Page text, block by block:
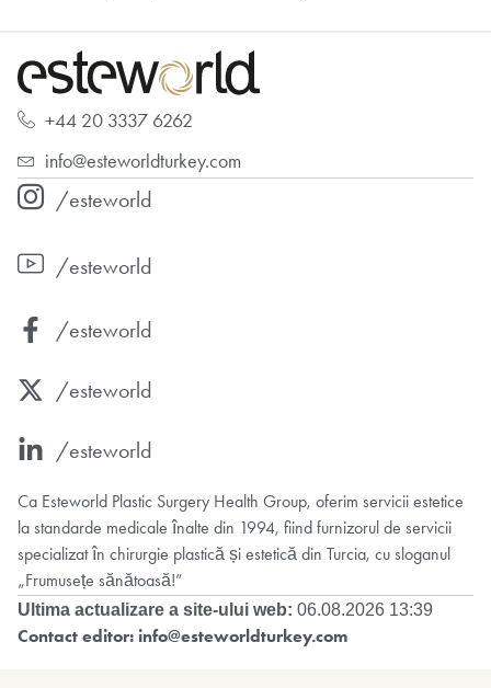
+44 20 3337 6262
info@esteworldturkey.com
/esteworld
/esteworld
/esteworld
/esteworld
/esteworld
Ca Esteworld Plastic Surgery Health Group, oferim servicii estetice
la standarde medicale înalte din 1994, fiind furnizorul de servicii
specializat în chirurgie plastică și estetică din Turcia, cu sloganul
„Frumusețe sănătoasă!”
Ultima actualizare a site-ului web: 06.08.2026 13:39
Contact editor: info@esteworldturkey.com